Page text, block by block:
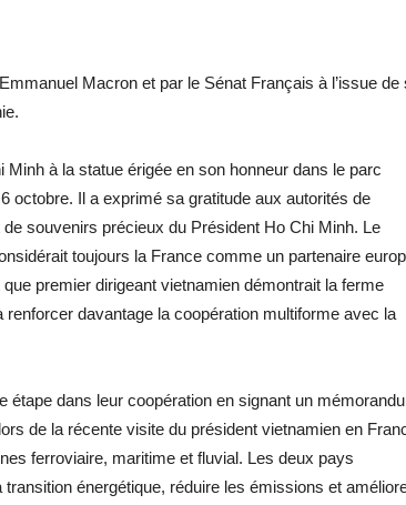
Macron et par le Sénat Français à l’issue de
à la statue érigée en son honneur dans le parc
octobre. Il a exprimé sa gratitude aux autorités de
souvenirs précieux du Président Ho Chi Minh. Le
toujours la France comme un partenaire
premier dirigeant vietnamien démontrait la ferme
renforcer davantage la coopération multiforme avec la
étape dans leur coopération en signant un
de la récente visite du président vietnamien en
ferroviaire, maritime et fluvial. Les deux pays
énergétique, réduire les émissions et